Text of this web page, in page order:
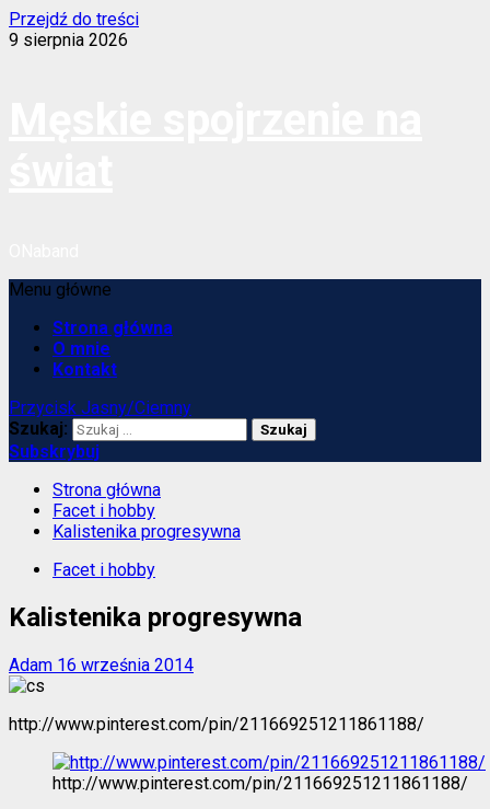
Przejdź do treści
9 sierpnia 2026
Menu główne
Strona główna
O mnie
Kontakt
Przycisk Jasny/Ciemny
Szukaj:
Subskrybuj
Strona główna
Facet i hobby
Kalistenika progresywna
Facet i hobby
Kalistenika progresywna
Adam 16 września 2014
http://www.pinterest.com/pin/211669251211861188/
http://www.pinterest.com/pin/211669251211861188/